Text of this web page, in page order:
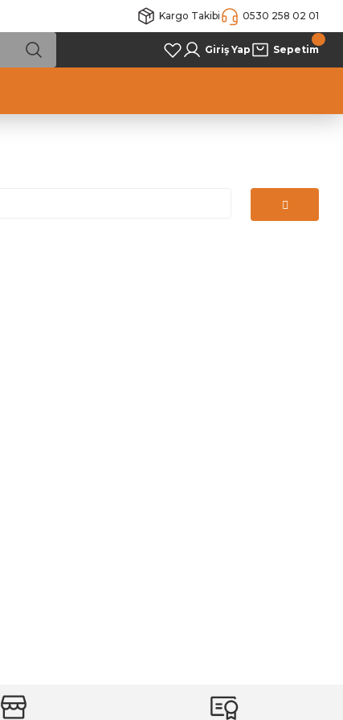
Kargo Takibi 0530 258 02 01
Giriş Yap Sepetim